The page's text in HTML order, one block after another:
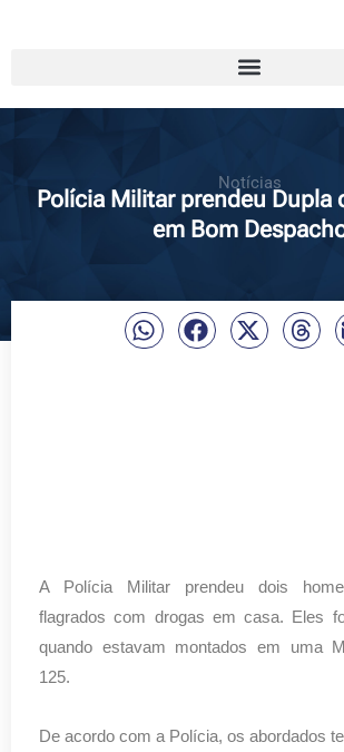
Notícias
Polícia Militar prendeu Dupla
em Bom
A Polícia Militar prendeu dois
flagrados com drogas em casa. Eles
quando estavam montados em uma
125.
De acordo com a Polícia, os abordados